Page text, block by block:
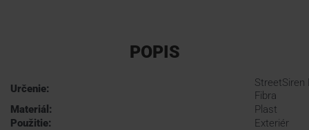
POPIS
Určenie:
StreetSiren
Fibra
Materiál:
Plast
Použitie:
Exteriér